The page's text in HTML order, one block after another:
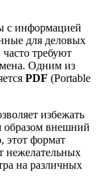
с информацией
для деловых
требуют
Одним из
PDF (Portable
избежать
образом внешний
этот формат
нежелательных
на различных